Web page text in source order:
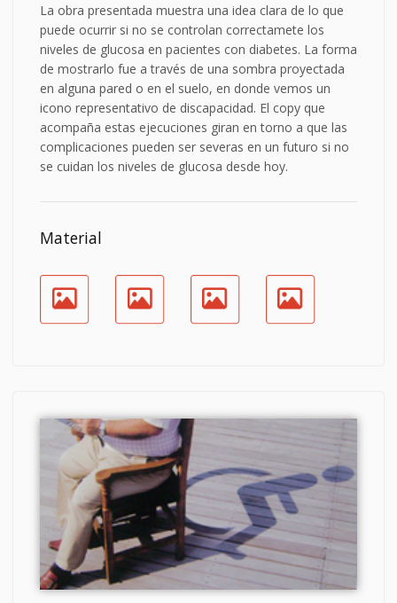
La obra presentada muestra una idea clara de lo que
puede ocurrir si no se controlan correctamete los
niveles de glucosa en pacientes con diabetes. La forma
de mostrarlo fue a través de una sombra proyectada
en alguna pared o en el suelo, en donde vemos un
icono representativo de discapacidad. El copy que
acompaña estas ejecuciones giran en torno a que las
complicaciones pueden ser severas en un futuro si no
se cuidan los niveles de glucosa desde hoy.
Material